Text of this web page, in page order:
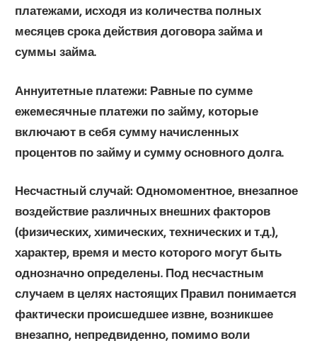
платежами, исходя из количества полных
месяцев срока действия договора займа и
суммы займа.
Аннуитетные платежи: Равные по сумме
ежемесячные платежи по займу, которые
включают в себя сумму начисленных
процентов по займу и сумму основного долга.
Несчастный случай: Одномоментное, внезапное
воздействие различных внешних факторов
(физических, химических, технических и т.д.),
характер, время и место которого могут быть
однозначно определены. Под несчастным
случаем в целях настоящих Правил понимается
фактически происшедшее извне, возникшее
внезапно, непредвиденно, помимо воли